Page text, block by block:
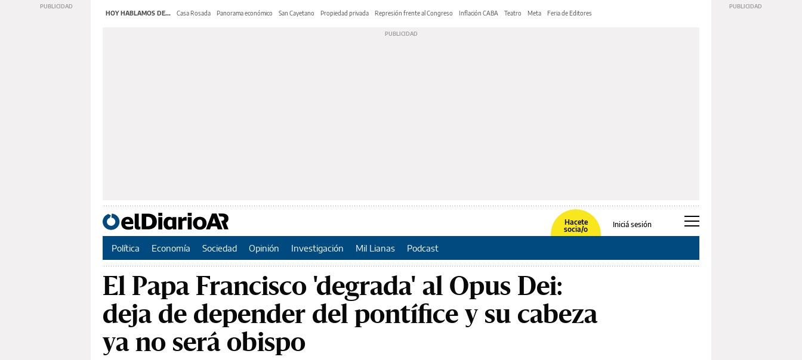
HOY HABLAMOS DE... Casa Rosada Panorama económico San Cayetano Propiedad privada Represión frente al Congreso Inflación CABA Teatro Meta Feria de Editores
Hacete
socia/o
Iniciá sesión
Política Economía Sociedad Opinión Investigación Mil Lianas Podcast
El Papa Francisco 'degrada' al Opus Dei:
deja de depender del pontífice y su cabeza
ya no será obispo